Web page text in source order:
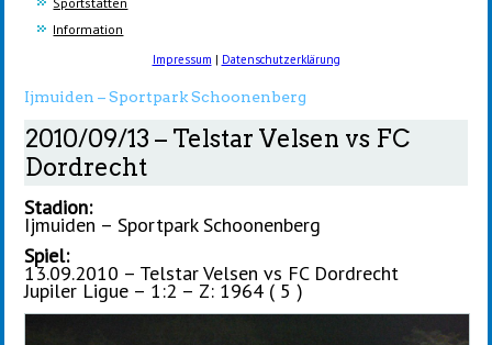
Information
Impressum | Datenschutzerklärung
Ijmuiden – Sportpark Schoonenberg
2010/09/13 – Telstar Velsen vs FC
Dordrecht
Stadion:
Ijmuiden – Sportpark Schoonenberg
Spiel:
13.09.2010 – Telstar Velsen vs FC Dordrecht
Jupiler Ligue – 1:2 – Z: 1964 ( 5 )